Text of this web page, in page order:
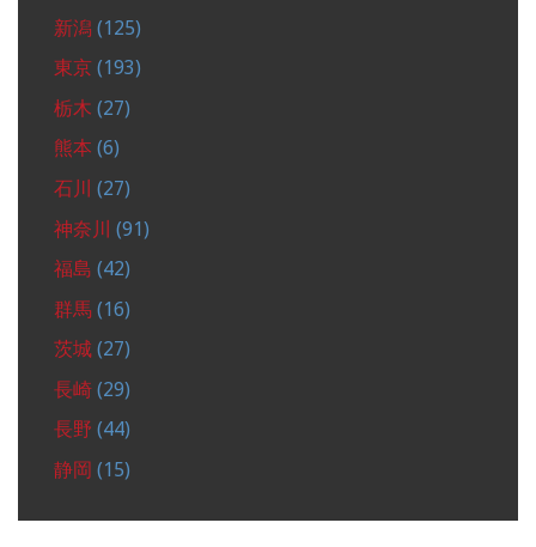
新潟 (125)
東京 (193)
栃木 (27)
熊本 (6)
石川 (27)
神奈川 (91)
福島 (42)
群馬 (16)
茨城 (27)
長崎 (29)
長野 (44)
静岡 (15)